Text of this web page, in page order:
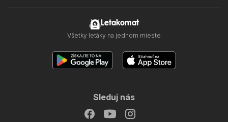
Letakomat
Všetky letáky na jednom mieste
Sleduj nás